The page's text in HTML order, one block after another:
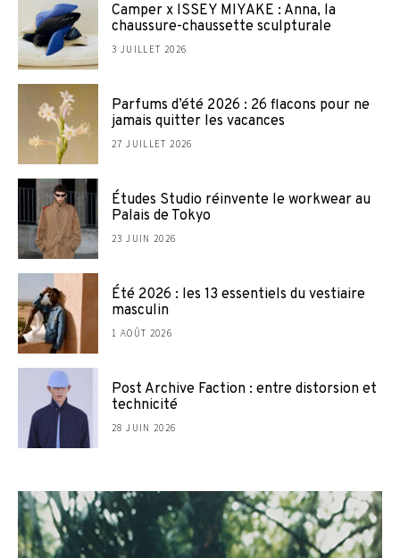
Camper x ISSEY MIYAKE : Anna, la
chaussure-chaussette sculpturale
3 JUILLET 2026
Parfums d’été 2026 : 26 flacons pour ne
jamais quitter les vacances
27 JUILLET 2026
Études Studio réinvente le workwear au
Palais de Tokyo
23 JUIN 2026
Été 2026 : les 13 essentiels du vestiaire
masculin
1 AOÛT 2026
Post Archive Faction : entre distorsion et
technicité
28 JUIN 2026